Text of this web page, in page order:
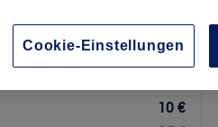
10 €
Cookie-Einstellungen